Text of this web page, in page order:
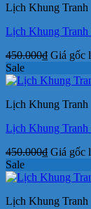
Lịch Khung Tranh
Lịch Khung Tranh
450.000₫ Giá gốc
Sale
Lịch Khung Tranh
Lịch Khung
450.000₫ Giá gốc
Sale
Lịch Khung Tranh